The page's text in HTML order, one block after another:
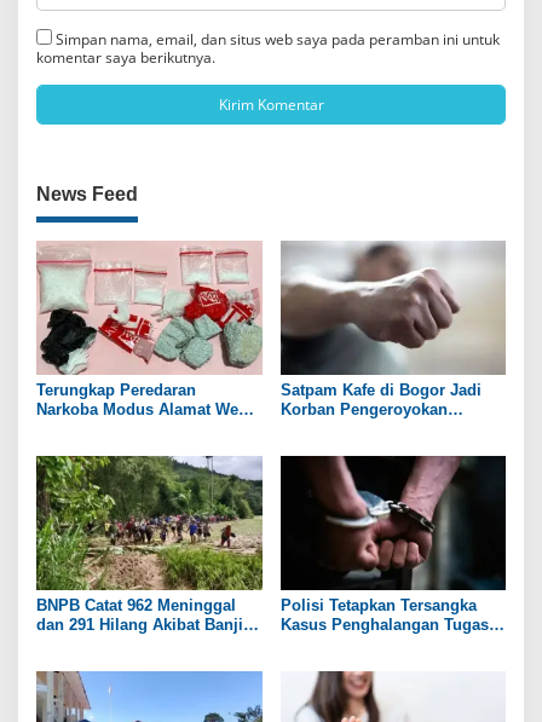
Simpan nama, email, dan situs web saya pada peramban ini untuk
komentar saya berikutnya.
News Feed
Terungkap Peredaran
Narkoba Modus Alamat Web
Satpam Kafe di Bogor Jadi
Korban Pengeroyokan
BNPB Catat 962 Meninggal
dan 291 Hilang Akibat Banjir
Polisi Tetapkan Tersangka
Kasus Penghalangan Tugas